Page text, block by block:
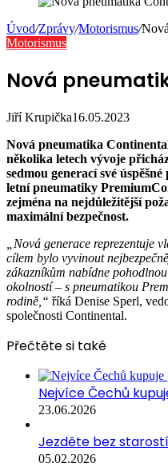
Úvod/Zprávy/Motorismus/
Motorismus
Nová
Jiří Krupička16.05.2023
Nová pneumatika
několika letech vývoje
sedmou generací své
letní pneumatiky
zejména na nejdůležitější
maximální bezpečnost.
„Nová generace reprezentuje
cílem bylo vyvinout
zákazníkům nabídne
okolností – s pneumatikou
rodině,“ říká Denise Sperl,
společnosti Continental.
Přečtěte si také
Nejvíce Čechů
23.06.2026
Jezděte bez
05.02.2026